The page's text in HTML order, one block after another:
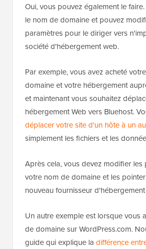
Oui, vous pouvez également le
le nom de domaine et pouvez
paramètres pour le diriger vers
société d'hébergement web.
Par exemple, vous avez acheté
domaine et votre hébergement
et maintenant vous souhaitez
hébergement Web vers Bluehost.
déplacer votre site d'un hôte à un
simplement les fichiers et les
Après cela, vous devez modifier les
votre nom de domaine et les
nouveau fournisseur
Un autre exemple est lorsque vous
de domaine sur WordPress.com.
guide qui explique la différence